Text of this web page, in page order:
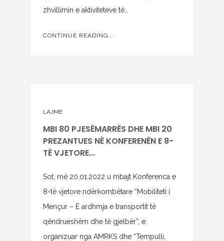
zhvillimin e aktiviteteve të…
CONTINUE READING...
LAJME
MBI 80 PJESËMARRËS DHE MBI 20
PREZANTUES NË KONFERENËN E 8-
TË VJETORE...
Sot, më 20.01.2022 u mbajt Konferenca e
8-të vjetore ndërkombëtare “Mobiliteti i
Mençur – E ardhmja e transportit të
qëndrueshëm dhe të gjelbër”, e
organizuar nga AMRKS dhe “Tempulli,